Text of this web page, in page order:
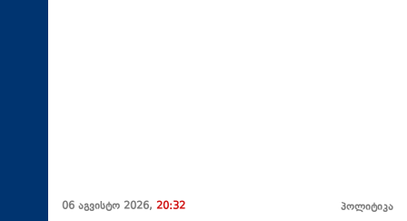
06 აგვისტო 2026, 20:32 პოლიტიკა